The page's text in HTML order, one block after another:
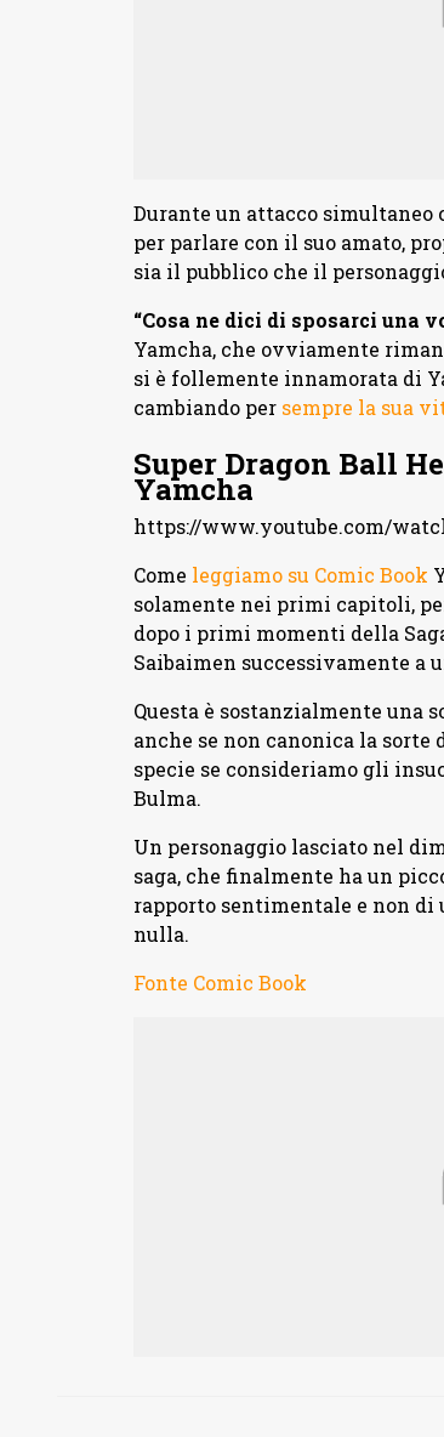
Durante un attacco
per parlare con il suo amato,
sia il pubblico che il
“Cosa ne dici di sposarci una
Yamcha, che ovviamente
si è follemente innamorata di
cambiando per sempre la sua
Super Dragon Ball
Yamcha
https://www.youtube.com/
Come leggiamo su Comic Book
solamente nei primi capitoli,
dopo i primi momenti della
Saibaimen successivamente a
Questa è sostanzialmente una
anche se non canonica la
specie se consideriamo gli
Bulma.
Un personaggio lasciato nel
saga, che finalmente ha un
rapporto sentimentale e non di
nulla.
Fonte Comic Book